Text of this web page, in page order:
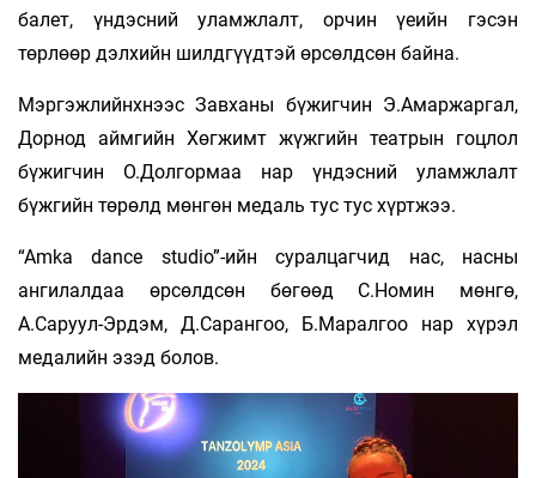
балет, үндэсний уламжлалт, орчин үеийн гэсэн
төрлөөр дэлхийн шилдгүүдтэй өрсөлдсөн байна.
Мэргэжлийнхнээс Завханы бүжигчин Э.Амаржаргал,
Дорнод аймгийн Хөгжимт жүжгийн театрын гоцлол
бүжигчин О.Долгормаа нар үндэсний уламжлалт
бүжгийн төрөлд мөнгөн медаль тус тус хүртжээ.
“Amka dance studio”-ийн суралцагчид нас, насны
ангилалдаа өрсөлдсөн бөгөөд С.Номин мөнгө,
А.Саруул-Эрдэм, Д.Сарангоо, Б.Маралгоо нар хүрэл
медалийн эзэд болов.